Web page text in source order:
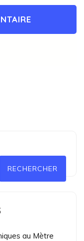
RECHERCHER
au Mètre